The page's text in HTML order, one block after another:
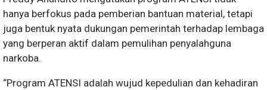
hanya berfokus pada pemberian bantuan material, tetapi
juga bentuk nyata dukungan pemerintah terhadap lembaga
yang berperan aktif dalam pemulihan penyalahguna
narkoba.
“Program ATENSI adalah wujud kepedulian dan kehadiran